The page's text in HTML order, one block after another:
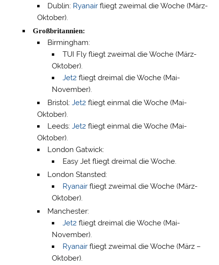
Dublin: Ryanair fliegt zweimal die Woche (März-
Oktober).
Großbritannien:
Birmingham:
TUI Fly fliegt zweimal die Woche (März-
Oktober).
Jet2 fliegt dreimal die Woche (Mai-
November).
Bristol:Jet2 fliegt einmal die Woche (Mai-
Oktober).
Leeds:Jet2 fliegt einmal die Woche (Mai-
Oktober).
London Gatwick:
Easy Jet fliegt dreimal die Woche.
London Stansted:
Ryanairfliegt zweimal die Woche (März-
Oktober).
Manchester:
Jet2 fliegt dreimal die Woche (Mai-
November).
Ryanairfliegt zweimal die Woche (März –
Oktober).